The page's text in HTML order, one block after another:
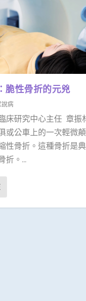
脆性骨折的元兇
說病
床研究中心主任 章振
或公車上的一次輕微
性骨折。這種骨折是
折。...